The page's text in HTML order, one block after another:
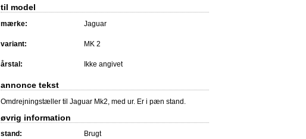
til model
mærke: Jaguar
variant: MK 2
årstal: Ikke angivet
annonce tekst
Omdrejningstæller til Jaguar Mk2, med ur. Er i pæn stand.
øvrig information
stand: Brugt